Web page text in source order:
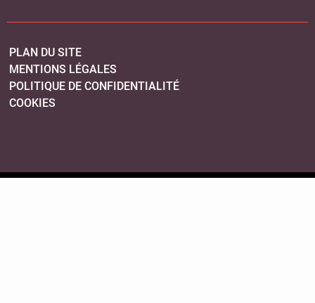
PLAN DU SITE
MENTIONS LÉGALES
POLITIQUE DE CONFIDENTIALITÉ
COOKIES